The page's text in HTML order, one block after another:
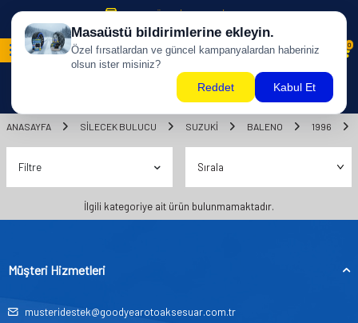
500 TL ÜZERİ KARGO BİZDEN !
0
ANASAYFA SILECEK BULUCU SUZUKİ BALENO 1996
Filtre
İlgili kategoriye ait ürün bulunmamaktadır.
Müşteri Hizmetleri
musteridestek@goodyearotoaksesuar.com.tr